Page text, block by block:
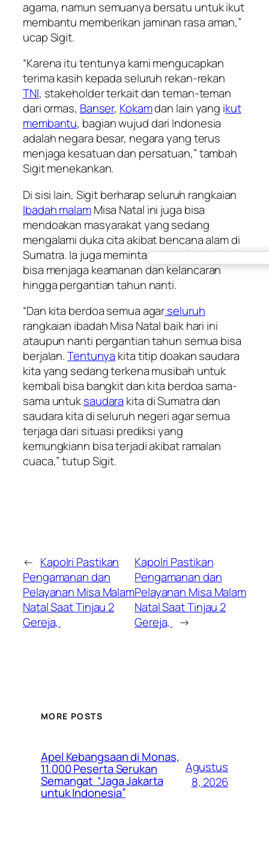
agama, namun semuanya bersatu untuk ikut
membantu memberikan jaminan rasa aman,”
ucap Sigit.
“Karena itu tentunya kami mengucapkan
terima kasih kepada seluruh rekan-rekan
TNI, stakeholder terkait dan teman-teman
dari ormas, Banser, Kokamdan lain yang ikut
membantu, bagian wujud dari Indonesia
adalah negara besar, negara yang terus
menjaga kesatuan dan persatuan,” tambah
Sigit menekankan.
Di sisi lain, Sigit berharap seluruh rangkaian
Ibadah malamMisa Natal ini juga bisa
mendoakan masyarakat yang sedang
mengalami duka cita akibat bencana alam di
Sumatra. Ia juga meminta agar seluruh pihak
bisa menjaga keamanan dan kelancaran
hingga pergantian tahun nanti.
“Dan kita berdoa semua agarseluruh
rangkaian ibadah Misa Natal baik hari ini
ataupun nanti pergantian tahun semua bisa
berjalan.Tentunya kita titip doakan saudara
kita yang sedang terkena musibah untuk
kembali bisa bangkit dan kita berdoa sama-
sama untuksaudara kita di Sumatra dan
saudara kita di seluruh negeri agar semua
terjaga dari situasi prediksi yang
kemungkiann bisa terjadi akibat ramalan
cuaca,” tutup Sigit.
← Kapolri Pastikan
Pengamanan dan
Pelayanan Misa Malam
Natal Saat Tinjau 2
Gereja,
Kapolri Pastikan
Pengamanan dan
Pelayanan Misa Malam
Natal Saat Tinjau 2
Gereja,
→
MORE POSTS
Apel Kebangsaan di Monas,
11.000 Peserta Serukan
Semangat “Jaga Jakarta
untuk Indonesia”
Agustus
8, 2026